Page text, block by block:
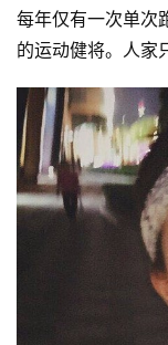
每年仅有一次单次
的运动健将。人家